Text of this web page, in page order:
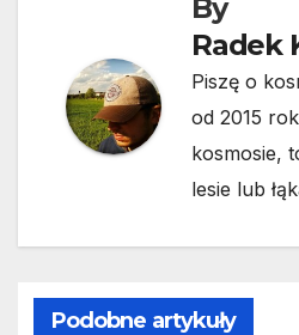
By
Radek
Piszę o
od 2015
kosmosie,
lesie lub
Podobne artykuły